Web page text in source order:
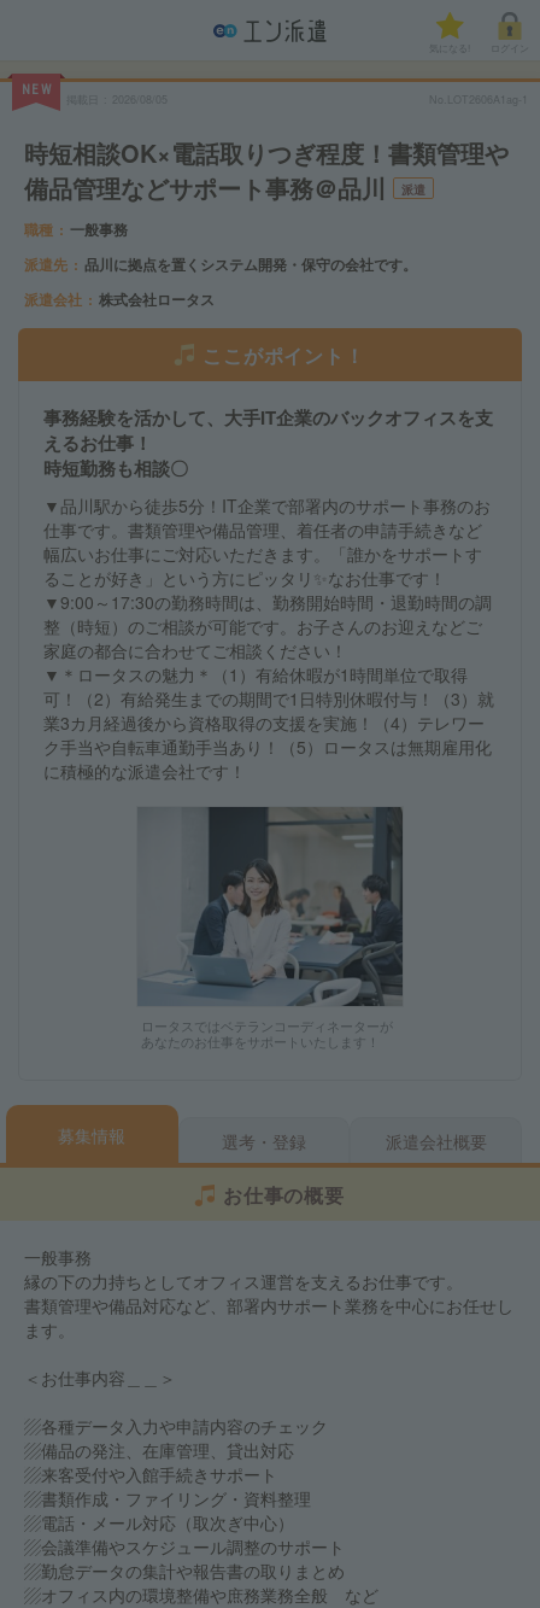
気になる!
NEW
2026/08/05 No.LOT2606A1ag-1
時短相談OK×電話取りつぎ程度！書類管理や
備品管理などサポート事務＠品川
派遣
職種
一般事務
派遣先
品川に拠点を置くシステム開発・保守の会社です。
派遣会社
株式会社ロータス
ここがポイント！
事務経験を活かして、大手IT企業のバックオフィスを支
えるお仕事！
時短勤務も相談〇
▼品川駅から徒歩5分！IT企業で部署内のサポート事務のお
仕事です。書類管理や備品管理、着任者の申請手続きなど
幅広いお仕事にご対応いただきます。「誰かをサポートす
ることが好き」という方にピッタリ✨なお仕事です！
▼9:00～17:30の勤務時間は、勤務開始時間・退勤時間の調
整（時短）のご相談が可能です。お子さんのお迎えなどご
家庭の都合に合わせてご相談ください！
▼＊ロータスの魅力＊（1）有給休暇が1時間単位で取得
可！（2）有給発生までの期間で1日特別休暇付与！（3）就
業3カ月経過後から資格取得の支援を実施！（4）テレワー
ク手当や自転車通勤手当あり！（5）ロータスは無期雇用化
に積極的な派遣会社です！
ロータスではベテランコーディネーターが
あなたのお仕事をサポートいたします！
募集情報 選考・登録 派遣会社概要
お仕事の概要
一般事務
縁の下の力持ちとしてオフィス運営を支えるお仕事です。
書類管理や備品対応など、部署内サポート業務を中心にお任せし
ます。
＜お仕事内容＿＿＞
▨各種データ入力や申請内容のチェック
▨備品の発注、在庫管理、貸出対応
▨来客受付や入館手続きサポート
▨書類作成・ファイリング・資料整理
▨電話・メール対応（取次ぎ中心）
▨会議準備やスケジュール調整のサポート
▨勤怠データの集計や報告書の取りまとめ
▨オフィス内の環境整備や庶務業務全般 など